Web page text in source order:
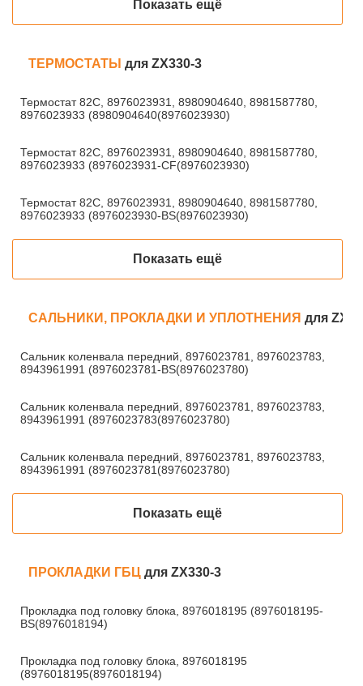
Показать ещё
ТЕРМОСТАТЫ для ZX330-3
Термостат 82С, 8976023931, 8980904640, 8981587780,
8976023933 (8980904640(8976023930)
Термостат 82С, 8976023931, 8980904640, 8981587780,
8976023933 (8976023931-CF(8976023930)
Термостат 82С, 8976023931, 8980904640, 8981587780,
8976023933 (8976023930-BS(8976023930)
Показать ещё
САЛЬНИКИ, ПРОКЛАДКИ И УПЛОТНЕНИЯ для
Сальник коленвала передний, 8976023781, 8976023783,
8943961991 (8976023781-BS(8976023780)
Сальник коленвала передний, 8976023781, 8976023783,
8943961991 (8976023783(8976023780)
Сальник коленвала передний, 8976023781, 8976023783,
8943961991 (8976023781(8976023780)
Показать ещё
ПРОКЛАДКИ ГБЦ для ZX330-3
Прокладка под головку блока, 8976018195 (8976018195-
BS(8976018194)
Прокладка под головку блока, 8976018195
(8976018195(8976018194)